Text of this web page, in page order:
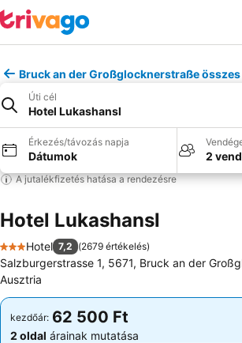
Bruck an der Großglocknerstraße
Úti cél
Hotel Lukashansl
Érkezés/távozás napja
Dátumok 2
A jutalékfizetés hatása a rendezésre
Hotel Lukashansl
3 Kategória
Hotel 7,2 (2679 értékelés)
Salzburgerstrasse 1, 5671, Bruck an der
Ausztria
kezdőár: 62 500 Ft
2 oldal árainak mutatása
kezdőár: 62 500 Ft
2 oldal árainak mutatása